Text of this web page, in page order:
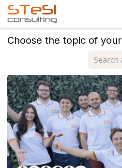
Skip to Content
Choose the topic of